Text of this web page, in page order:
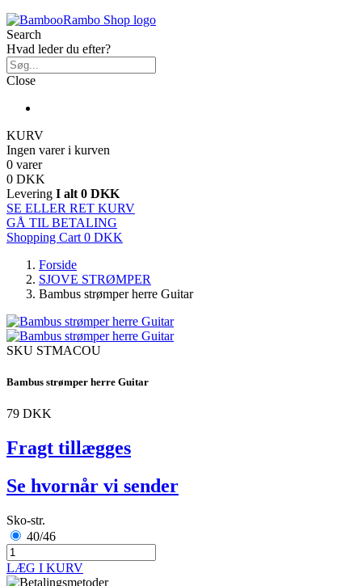
Search
Hvad leder du efter?
Close
KURV
Ingen varer i kurven
0 varer
0 DKK
Levering I alt 0 DKK
SE ELLER RET KURV
GÅ TIL BETALING
Shopping Cart 0 DKK
Forside
SJOVE STRØMPER
Bambus strømper herre Guitar
SKU STMACOU
Bambus strømper herre Guitar
79 DKK
Fragt tillægges
Se hvornår vi sender
Sko-str.
40/46
LÆG I KURV